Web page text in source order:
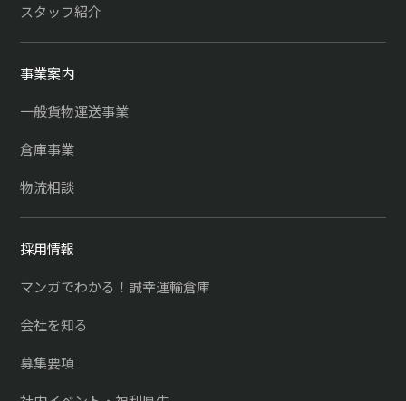
スタッフ紹介
事業案内
一般貨物運送事業
倉庫事業
物流相談
採用情報
マンガでわかる！誠幸運輸倉庫
会社を知る
募集要項